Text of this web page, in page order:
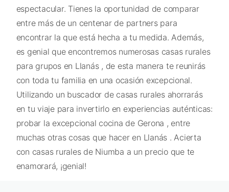
espectacular. Tienes la oportunidad de comparar
entre más de un centenar de partners para
encontrar la que está hecha a tu medida. Además,
es genial que encontremos numerosas casas rurales
para grupos en Llanás , de esta manera te reunirás
con toda tu familia en una ocasión excepcional.
Utilizando un buscador de casas rurales ahorrarás
en tu viaje para invertirlo en experiencias auténticas:
probar la excepcional cocina de Gerona , entre
muchas otras cosas que hacer en Llanás . Acierta
con casas rurales de Niumba a un precio que te
enamorará, ¡genial!